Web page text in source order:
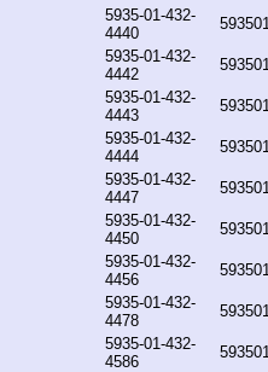
5935-01-432-
4440
5935-01-432-
4442
5935-01-432-
4443
5935-01-432-
4444
5935-01-432-
4447
5935-01-432-
4450
5935-01-432-
4456
5935-01-432-
4478
5935-01-432-
4586